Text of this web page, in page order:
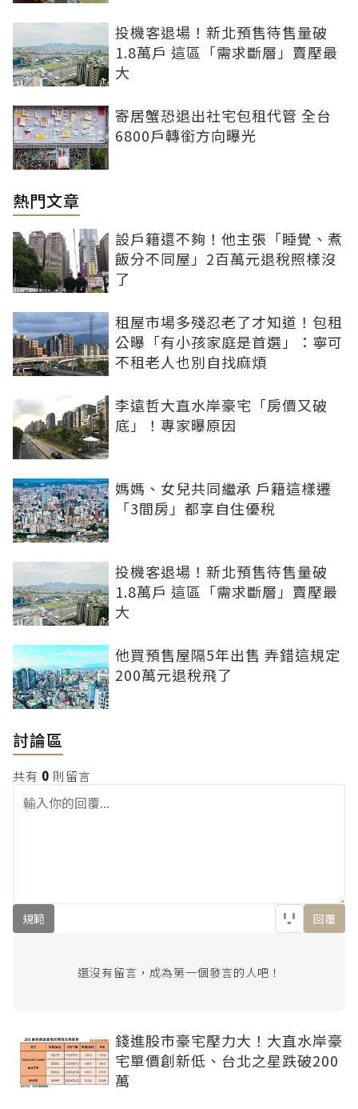
投機客退場！新北預售待售量破
1.8萬戶 這區「需求斷層」賣壓最
大
寄居蟹恐退出社宅包租代管 全台
6800戶轉銜方向曝光
熱門文章
設戶籍還不夠！他主張「睡覺、煮
飯分不同屋」2百萬元退稅照樣沒
了
租屋市場多殘忍老了才知道！包租
公曝「有小孩家庭是首選」：寧可
不租老人也別自找麻煩
李遠哲大直水岸豪宅「房價又破
底」！專家曝原因
媽媽、女兒共同繼承 戶籍這樣遷
「3間房」都享自住優稅
投機客退場！新北預售待售量破
1.8萬戶 這區「需求斷層」賣壓最
大
他買預售屋隔5年出售 弄錯這規定
200萬元退稅飛了
討論區
共有 0 則留言
規範 回覆
還沒有留言，成為第一個發言的人吧！
錢進股市豪宅壓力大！大直水岸豪
宅單價創新低、台北之星跌破200
萬